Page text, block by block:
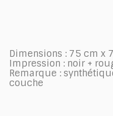
Dimensions : 75 cm x
Impression : noir +
Remarque :
couche